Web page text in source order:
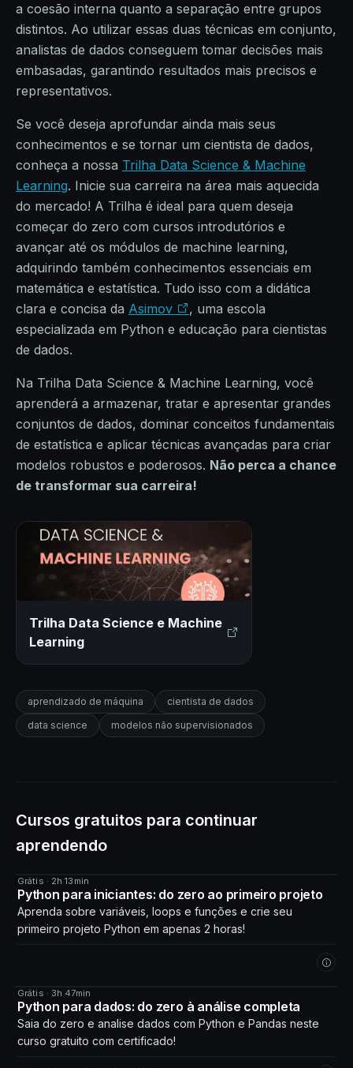
a coesão interna quanto a separação entre grupos
distintos. Ao utilizar essas duas técnicas em conjunto,
analistas de dados conseguem tomar decisões mais
embasadas, garantindo resultados mais precisos e
representativos.
Se você deseja aprofundar ainda mais seus
conhecimentos e se tornar um cientista de dados,
conheça a nossa Trilha Data Science & Machine
Learning. Inicie sua carreira na área mais aquecida
do mercado! A Trilha é ideal para quem deseja
começar do zero com cursos introdutórios e
avançar até os módulos de machine learning,
adquirindo também conhecimentos essenciais em
matemática e estatística. Tudo isso com a didática
clara e concisa da Asimov
, uma escola
especializada em Python e educação para cientistas
de dados.
Na Trilha Data Science & Machine Learning, você
aprenderá a armazenar, tratar e apresentar grandes
conjuntos de dados, dominar conceitos fundamentais
de estatística e aplicar técnicas avançadas para criar
modelos robustos e poderosos. Não perca a chance
de transformar sua carreira!
Trilha Data Science e Machine
Learning
aprendizado de máquina
cientista de dados
data science
modelos não supervisionados
Cursos gratuitos para continuar
aprendendo
CURSO
Grátis · 2h 13min
Python para iniciantes: do zero ao primeiro projeto
Aprenda sobre variáveis, loops e funções e crie seu
primeiro projeto Python em apenas 2 horas!
CURSO
Grátis · 3h 47min
Python para dados: do zero à análise completa
Saia do zero e analise dados com Python e Pandas neste
curso gratuito com certificado!